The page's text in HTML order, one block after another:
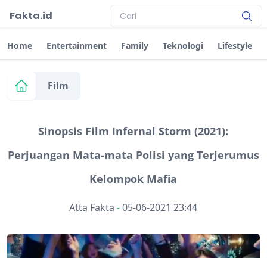
Fakta.id
Home Entertainment Family Teknologi Lifestyle
Film
Sinopsis Film Infernal Storm (2021):
Perjuangan Mata-mata Polisi yang Terjerumus
Kelompok Mafia
Atta Fakta -05-06-2021 23:44